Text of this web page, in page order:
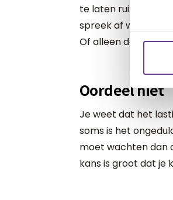
te laten ruimen.
spreek af wat voor
Of alleen de
Oordeel niet
Je weet dat het
soms is het
moet wachten dan
kans is groot dat je